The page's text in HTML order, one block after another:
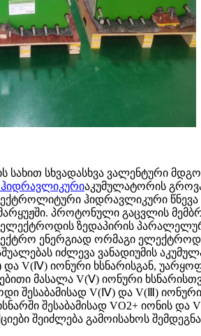
სახით სხვადასხვა ვალენტური
აკუმულატორის
ჰიდრავლიკური წნევა
პროტონული გაცვლის
ზედაპირის
ენერგიად ორმაგი
იძლევა ვანადიუმის
V(Ⅳ) იონური ხსნარისგან,
მასალა V(Ⅴ) იონური
შესაბამისად V(Ⅳ) და V(Ⅲ)
შესაბამისად VO2+ იონის და
შეიძლება გამოისახოს